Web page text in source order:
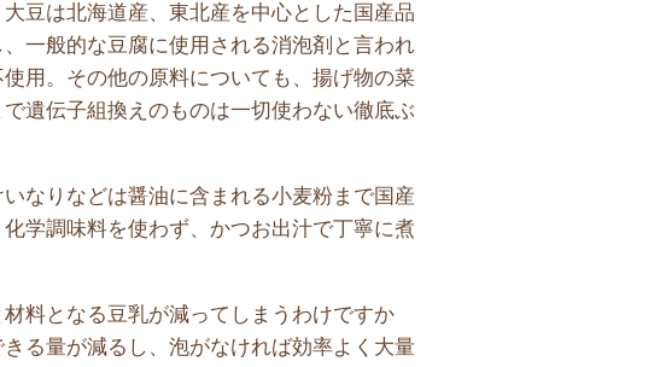
豆は北海道産、東北産を中心とした国産品
一般的な豆腐に使用される消泡剤と言われ
使用。その他の原料についても、揚げ物の菜
遺伝子組換えのものは一切使わない徹底ぶ
いなりなどは醤油に含まれる小麦粉まで国産
学調味料を使わず、かつお出汁で丁寧に煮
材料となる豆乳が減ってしまうわけですか
きる量が減るし、泡がなければ効率よく大量